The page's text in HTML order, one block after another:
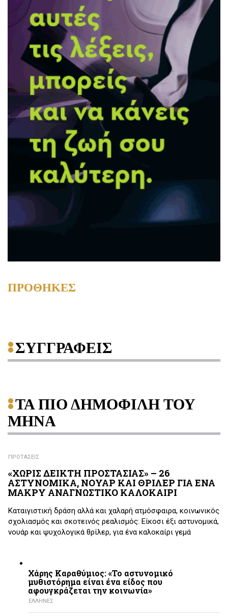
ΠΡΟΘΗΚΕΣ
ΣΥΓΓΡΑΦΕΙΣ
ΤΑ ΠΙΟ ΔΗΜΟΦΙΛΗ ΤΟΥ
ΜΗΝΑ
ΠΡΟΤΑΣΕΙΣ
«ΧΩΡΙΣ ΔΕΙΚΤΗ ΠΡΟΣΤΑΣΙΑΣ» – 26
ΑΣΤΥΝΟΜΙΚΑ, ΝΟΥΑΡ ΚΑΙ ΘΡΙΛΕΡ ΓΙΑ ΕΝΑ
ΜΑΚΡΥ ΑΝΑΓΝΩΣΤΙΚΟ ΚΑΛΟΚΑΙΡΙ
Καταιγιστική δράση αλλά και χαλαρή ατμόσφαιρα, κοινωνικός
σχολιασμός και σκοτεινός ρεαλισμός: Είκοσι έξι αστυνομικά,
νουάρ και ψυχολογικά θρίλερ, για ένα καλοκαίρι γεμά
Χάρης Καραθύμιος: «Το αστυνομικό
μυθιστόρημα είναι ένα είδος που
αφουγκράζεται την κοινωνία»
ΕΛΛΗΝΕΣ